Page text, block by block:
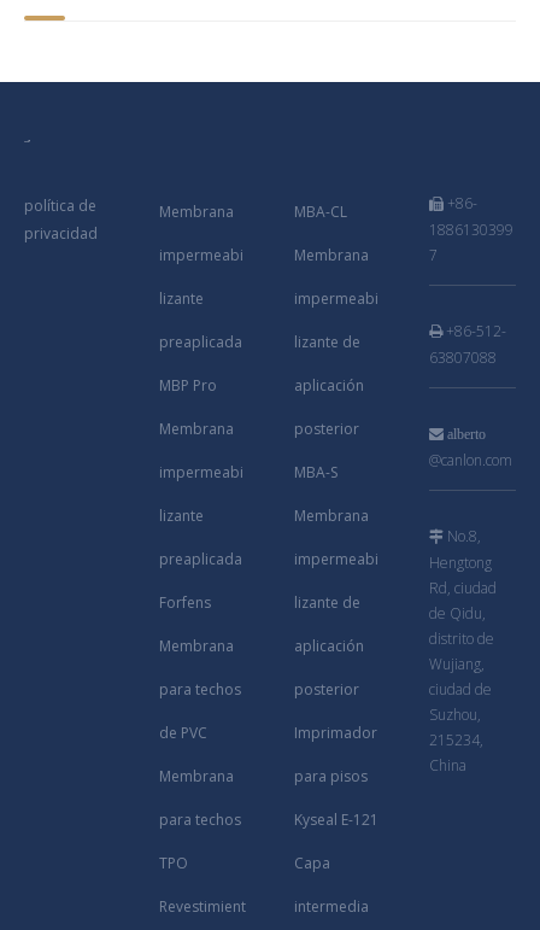
política de
privacidad
Membrana
impermeabi
lizante
preaplicada
MBP Pro
Membrana
impermeabi
lizante
preaplicada
Forfens
Membrana
para techos
de PVC
Membrana
para techos
TPO
Revestimient
MBA-CL
Membrana
impermeabi
lizante de
aplicación
posterior
MBA-S
Membrana
impermeabi
lizante de
aplicación
posterior
Imprimador
para pisos
Kyseal E-121
Capa
intermedia
 +86-
1886130399
7
+86-512-
63807088
 alberto
@canlon.com
 No.8,
Hengtong
Rd, ciudad
de Qidu,
distrito de
Wujiang,
ciudad de
Suzhou,
215234,
China